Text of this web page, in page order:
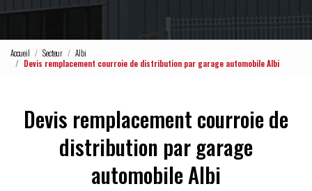
Accueil Secteur
Albi
Devis remplacement courroie de distribution par garage automobile Albi
Devis remplacement courroie de
distribution par garage
automobile Albi